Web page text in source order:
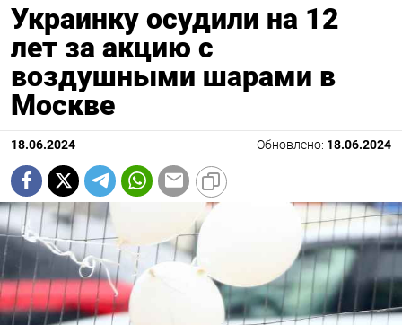
Украинку осудили на 12
лет за акцию с
воздушными шарами в
Москве
18.06.2024 Обновлено: 18.06.2024